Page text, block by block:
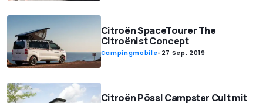
Citroën SpaceTourer The
Citroënist Concept
Campingmobile- 27 Sep. 2019
Citroën Pössl Campster Cult mit